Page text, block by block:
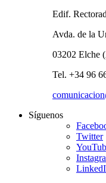
Edif.
Avda. de la
03202 Elche
Tel. +34 96
Síguenos
Twitter